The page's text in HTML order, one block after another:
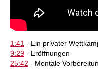
1:41 - Ein privater
9:29 - Eröffnungen
25:42 - Mentale